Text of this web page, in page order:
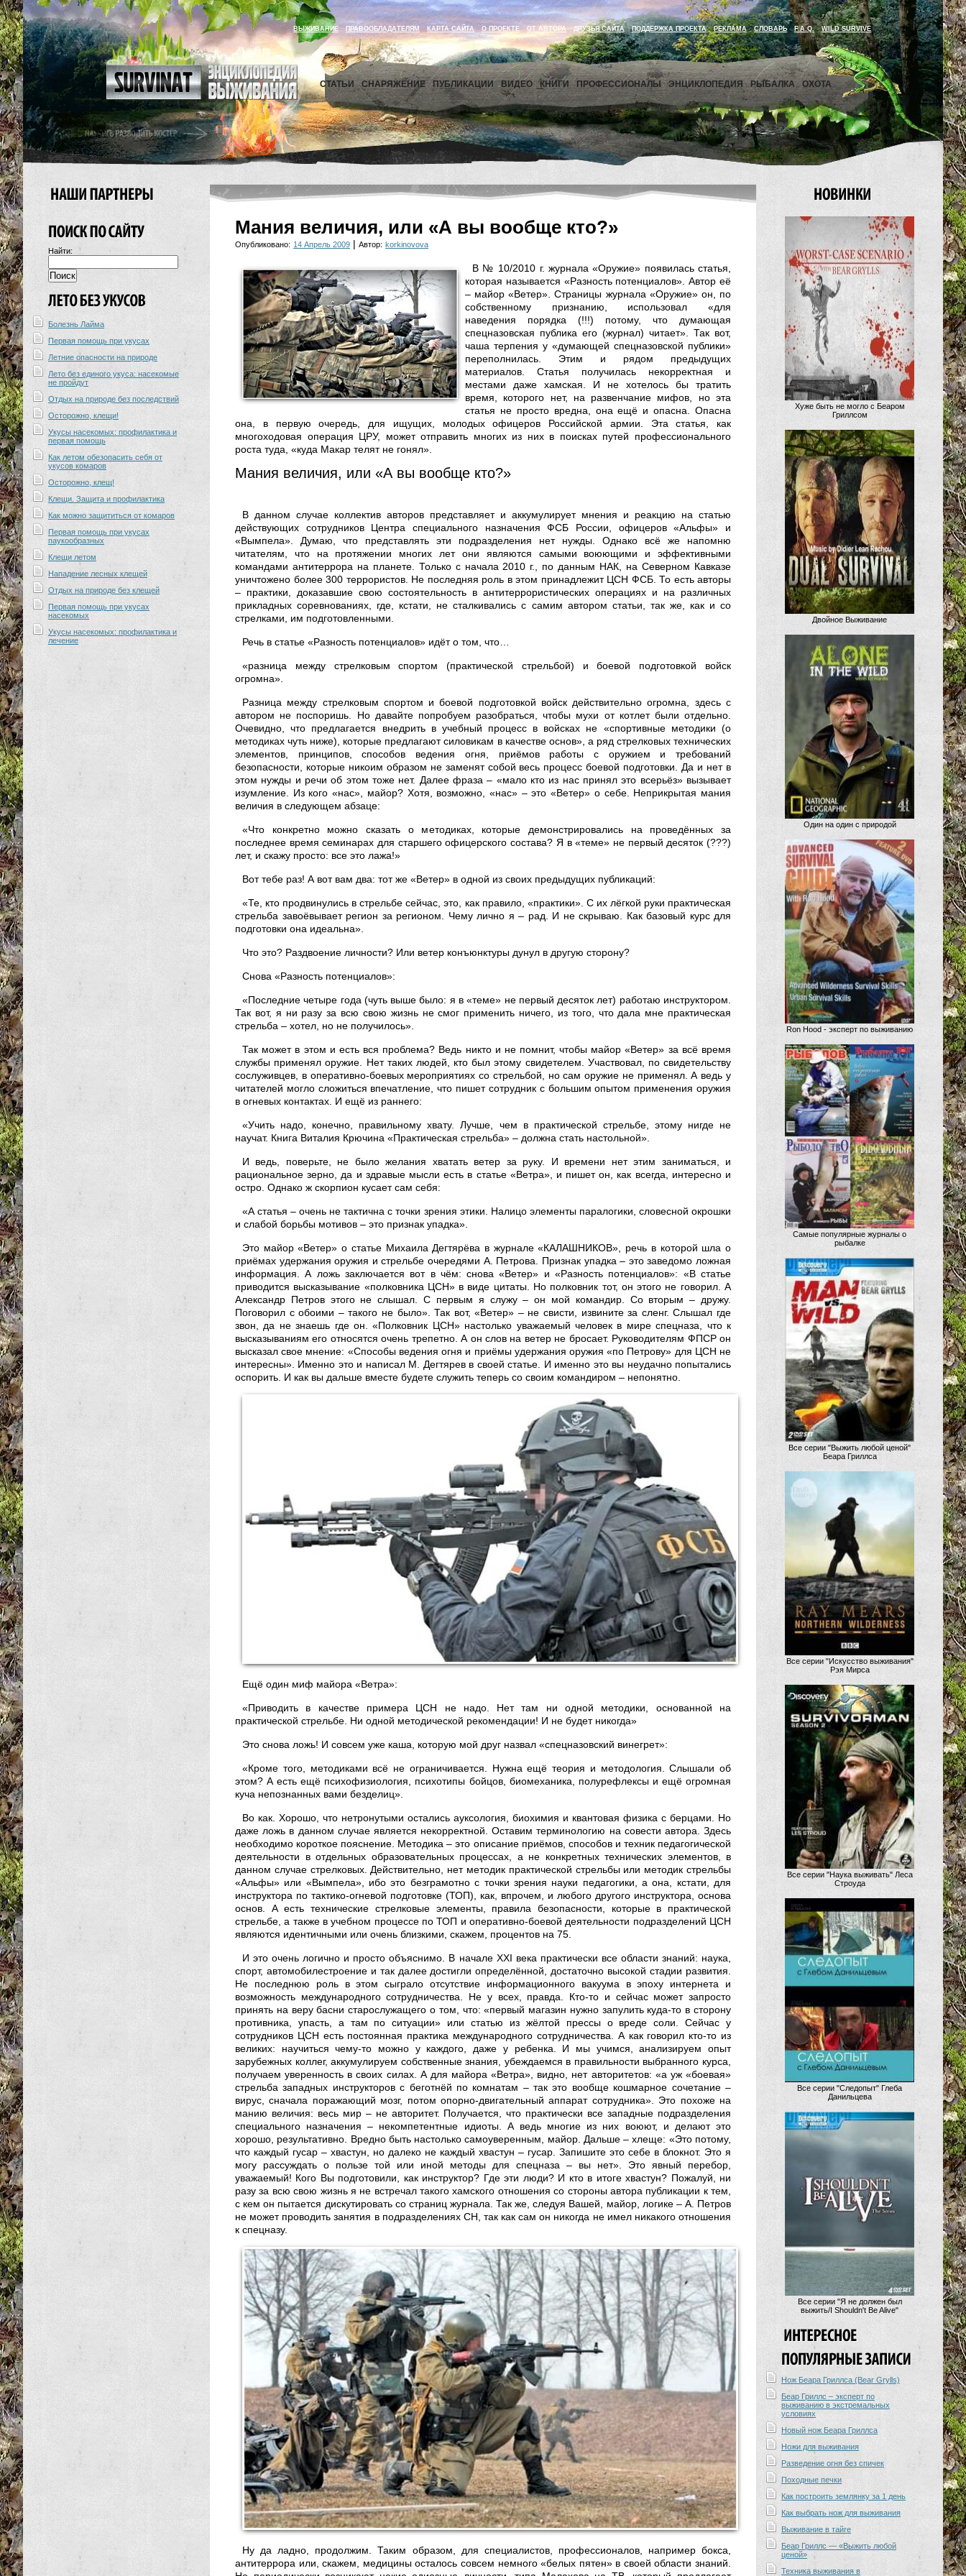
ВЫЖИВАНИЕ ПРАВООБЛАДАТЕЛЯМ КАРТА САЙТА О ПРОЕКТЕ ОТ АВТОРА ДРУЗЬЯ САЙТА ПОДДЕРЖКА ПРОЕКТА РЕКЛАМА СЛОВАРЬ F.A.Q. WILD SURVIVE
СТАТЬИ СНАРЯЖЕНИЕ ПУБЛИКАЦИИ ВИДЕО КНИГИ ПРОФЕССИОНАЛЫ ЭНЦИКЛОПЕДИЯ РЫБАЛКА ОХОТА
Найти:
Болезнь Лайма
Первая помощь при укусах
Летние опасности на природе
Лето без единого укуса: насекомые
не пройдут
Отдых на природе без последствий
Осторожно, клещи!
Укусы насекомых: профилактика и
первая помощь
Как летом обезопасить себя от
укусов комаров
Осторожно, клещ!
Клещи. Защита и профилактика
Как можно защититься от комаров
Первая помощь при укусах
паукообразных
Клещи летом
Нападение лесных клещей
Отдых на природе без клещей
Первая помощь при укусах
насекомых
Укусы насекомых: профилактика и
лечение
Мания величия, или «А вы вообще кто?»
Опубликовано: 14 Апрель 2009 | Автор: korkinovova
В № 10/2010 г. журнала «Оружие» появилась статья,
которая называется «Разность потенциалов». Автор её
– майор «Ветер». Страницы журнала «Оружие» он, по
собственному признанию, использовал «для
наведения порядка (!!!) потому, что думающая
спецназовская публика его (журнал) читает». Так вот,
чаша терпения у «думающей спецназовской публики»
переполнилась. Этим и рядом предыдущих
материалов. Статья получилась некорректная и
местами даже хамская. И не хотелось бы тратить
время, которого нет, на развенчание мифов, но эта
статья не просто вредна, она ещё и опасна. Опасна
она, в первую очередь, для ищущих, молодых офицеров Российской армии. Эта статья, как
многоходовая операция ЦРУ, может отправить многих из них в поисках путей профессионального
роста туда, «куда Макар телят не гонял».
Мания величия, или «А вы вообще кто?»
В данном случае коллектив авторов представляет и аккумулирует мнения и реакцию на статью
действующих сотрудников Центра специального назначения ФСБ России, офицеров «Альфы» и
«Вымпела». Думаю, что представлять эти подразделения нет нужды. Однако всё же напомню
читателям, что на протяжении многих лет они являются самыми воюющими и эффективными
командами антитеррора на планете. Только с начала 2010 г., по данным НАК, на Северном Кавказе
уничтожено более 300 террористов. Не последняя роль в этом принадлежит ЦСН ФСБ. То есть авторы
– практики, доказавшие свою состоятельность в антитеррористических операциях и на различных
прикладных соревнованиях, где, кстати, не сталкивались с самим автором статьи, так же, как и со
стрелками, им подготовленными.
Речь в статье «Разность потенциалов» идёт о том, что…
«разница между стрелковым спортом (практической стрельбой) и боевой подготовкой войск
огромна».
Разница между стрелковым спортом и боевой подготовкой войск действительно огромна, здесь с
автором не поспоришь. Но давайте попробуем разобраться, чтобы мухи от котлет были отдельно.
Очевидно, что предлагается внедрить в учебный процесс в войсках не «спортивные методики (о
методиках чуть ниже), которые предлагают силовикам в качестве основ», а ряд стрелковых технических
элементов, принципов, способов ведения огня, приёмов работы с оружием и требований
безопасности, которые никоим образом не заменят собой весь процесс боевой подготовки. Да и нет в
этом нужды и речи об этом тоже нет. Далее фраза – «мало кто из нас принял это всерьёз» вызывает
изумление. Из кого «нас», майор? Хотя, возможно, «нас» – это «Ветер» о себе. Неприкрытая мания
величия в следующем абзаце:
«Что конкретно можно сказать о методиках, которые демонстрировались на проведённых за
последнее время семинарах для старшего офицерского состава? Я в «теме» не первый десяток (???)
лет, и скажу просто: все это лажа!»
Вот тебе раз! А вот вам два: тот же «Ветер» в одной из своих предыдущих публикаций:
«Те, кто продвинулись в стрельбе сейчас, это, как правило, «практики». С их лёгкой руки практическая
стрельба завоёвывает регион за регионом. Чему лично я – рад. И не скрываю. Как базовый курс для
подготовки она идеальна».
Что это? Раздвоение личности? Или ветер конъюнктуры дунул в другую сторону?
Снова «Разность потенциалов»:
«Последние четыре года (чуть выше было: я в «теме» не первый десяток лет) работаю инструктором.
Так вот, я ни разу за всю свою жизнь не смог применить ничего, из того, что дала мне практическая
стрельба – хотел, но не получилось».
Так может в этом и есть вся проблема? Ведь никто и не помнит, чтобы майор «Ветер» за всё время
службы применял оружие. Нет таких людей, кто был этому свидетелем. Участвовал, по свидетельству
сослуживцев, в оперативно-боевых мероприятиях со стрельбой, но сам оружие не применял. А ведь у
читателей могло сложиться впечатление, что пишет сотрудник с большим опытом применения оружия
в огневых контактах. И ещё из раннего:
«Учить надо, конечно, правильному хвату. Лучше, чем в практической стрельбе, этому нигде не
научат. Книга Виталия Крючина «Практическая стрельба» – должна стать настольной».
И ведь, поверьте, не было желания хватать ветер за руку. И времени нет этим заниматься, и
рациональное зерно, да и здравые мысли есть в статье «Ветра», и пишет он, как всегда, интересно и
остро. Однако ж скорпион кусает сам себя:
«А статья – очень не тактична с точки зрения этики. Налицо элементы паралогики, словесной окрошки
и слабой борьбы мотивов – это признак упадка».
Это майор «Ветер» о статье Михаила Дегтярёва в журнале «КАЛАШНИКОВ», речь в которой шла о
приёмах удержания оружия и стрельбе очередями А. Петрова. Признак упадка – это заведомо ложная
информация. А ложь заключается вот в чём: снова «Ветер» и «Разность потенциалов»: «В статье
приводится высказывание «полковника ЦСН» в виде цитаты. Но полковник тот, он этого не говорил. А
Александр Петров этого не слышал. С первым я служу – он мой командир. Со вторым – дружу.
Поговорил с обоими – такого не было». Так вот, «Ветер» – не свисти, извините за сленг. Слышал где
звон, да не знаешь где он. «Полковник ЦСН» настолько уважаемый человек в мире спецназа, что к
высказываниям его относятся очень трепетно. А он слов на ветер не бросает. Руководителям ФПСР он
высказал свое мнение: «Способы ведения огня и приёмы удержания оружия «по Петрову» для ЦСН не
интересны». Именно это и написал М. Дегтярев в своей статье. И именно это вы неудачно попытались
оспорить. И как вы дальше вместе будете служить теперь со своим командиром – непонятно.
Ещё один миф майора «Ветра»:
«Приводить в качестве примера ЦСН не надо. Нет там ни одной методики, основанной на
практической стрельбе. Ни одной методической рекомендации! И не будет никогда»
Это снова ложь! И совсем уже каша, которую мой друг назвал «спецназовский винегрет»:
«Кроме того, методиками всё не ограничивается. Нужна ещё теория и методология. Слышали об
этом? А есть ещё психофизиология, психотипы бойцов, биомеханика, полурефлексы и ещё огромная
куча непознанных вами безделиц».
Во как. Хорошо, что нетронутыми остались ауксология, биохимия и квантовая физика с берцами. Но
даже ложь в данном случае является некорректной. Оставим терминологию на совести автора. Здесь
необходимо короткое пояснение. Методика – это описание приёмов, способов и техник педагогической
деятельности в отдельных образовательных процессах, а не конкретных технических элементов, в
данном случае стрелковых. Действительно, нет методик практической стрельбы или методик стрельбы
«Альфы» или «Вымпела», ибо это безграмотно с точки зрения науки педагогики, а она, кстати, для
инструктора по тактико-огневой подготовке (ТОП), как, впрочем, и любого другого инструктора, основа
основ. А есть технические стрелковые элементы, правила безопасности, которые в практической
стрельбе, а также в учебном процессе по ТОП и оперативно-боевой деятельности подразделений ЦСН
являются идентичными или очень близкими, скажем, процентов на 75.
И это очень логично и просто объяснимо. В начале XXI века практически все области знаний: наука,
спорт, автомобилестроение и так далее достигли определённой, достаточно высокой стадии развития.
Не последнюю роль в этом сыграло отсутствие информационного вакуума в эпоху интернета и
возможность международного сотрудничества. Не у всех, правда. Кто-то и сейчас может запросто
принять на веру басни старослужащего о том, что: «первый магазин нужно запулить куда-то в сторону
противника, упасть, а там по ситуации» или статью из жёлтой прессы о вреде соли. Сейчас у
сотрудников ЦСН есть постоянная практика международного сотрудничества. А как говорил кто-то из
великих: научиться чему-то можно у каждого, даже у ребенка. И мы учимся, анализируем опыт
зарубежных коллег, аккумулируем собственные знания, убеждаемся в правильности выбранного курса,
получаем уверенность в своих силах. А для майора «Ветра», видно, нет авторитетов: «а уж «боевая»
стрельба западных инструкторов с беготнёй по комнатам – так это вообще кошмарное сочетание –
вирус, сначала поражающий мозг, потом опорно-двигательный аппарат сотрудника». Это похоже на
манию величия: весь мир – не авторитет. Получается, что практически все западные подразделения
специального назначения – некомпетентные идиоты. А ведь многие из них воюют, и делают это
хорошо, результативно. Вредно быть настолько самоуверенным, майор. Дальше – хлеще: «Это потому,
что каждый гусар – хвастун, но далеко не каждый хвастун – гусар. Запишите это себе в блокнот. Это я
могу рассуждать о пользе той или иной методы для спецназа – вы нет». Это явный перебор,
уважаемый! Кого Вы подготовили, как инструктор? Где эти люди? И кто в итоге хвастун? Пожалуй, ни
разу за всю свою жизнь я не встречал такого хамского отношения со стороны автора публикации к тем,
с кем он пытается дискутировать со страниц журнала. Так же, следуя Вашей, майор, логике – А. Петров
не может проводить занятия в подразделениях СН, так как сам он никогда не имел никакого отношения
к спецназу.
Ну да ладно, продолжим. Таким образом, для специалистов, профессионалов, например бокса,
антитеррора или, скажем, медицины осталось совсем немного «белых пятен» в своей области знаний.
Хуже быть не могло с Беаром
Гриллсом
Двойное Выживание
Один на один с природой
Ron Hood - эксперт по выживанию
Самые популярные журналы о
рыбалке
Все серии "Выжить любой ценой"
Беара Гриллса
Все серии "Искусство выживания"
Рэя Мирса
Все серии "Наука выживать" Леса
Строуда
Все серии "Следопыт" Глеба
Данильцева
Все серии "Я не должен был
выжить/I Shouldn't Be Alive"
Нож Беара Гриллса (Bear Grylls)
Беар Гриллс – эксперт по
выживанию в экстремальных
условиях
Новый нож Беара Гриллса
Ножи для выживания
Разведение огня без спичек
Походные печки
Как построить землянку за 1 день
Как выбрать нож для выживания
Выживание в тайге
Беар Гриллс — «Выжить любой
ценой»
Техника выживания в